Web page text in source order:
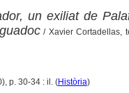
un exiliat de
/ Xavier Cortadellas,
p. 30-34 : il. (Història)